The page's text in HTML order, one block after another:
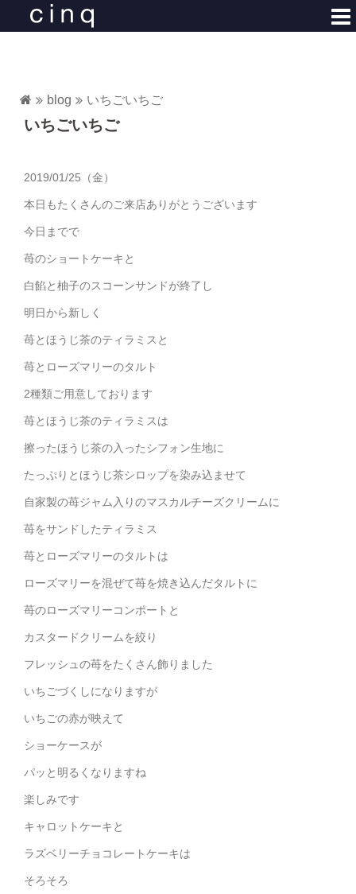
blog いちごいちご
いちごいちご
2019/01/25（金）
本日もたくさんのご来店ありがとうございます
今日までで
苺のショートケーキと
白餡と柚子のスコーンサンドが終了し
明日から新しく
苺とほうじ茶のティラミスと
苺とローズマリーのタルト
2種類ご用意しております
苺とほうじ茶のティラミスは
擦ったほうじ茶の入ったシフォン生地に
たっぷりとほうじ茶シロップを染み込ませて
自家製の苺ジャム入りのマスカルチーズクリームに
苺をサンドしたティラミス
苺とローズマリーのタルトは
ローズマリーを混ぜて苺を焼き込んだタルトに
苺のローズマリーコンポートと
カスタードクリームを絞り
フレッシュの苺をたくさん飾りました
いちごづくしになりますが
いちごの赤が映えて
ショーケースが
パッと明るくなりますね
楽しみです
キャロットケーキと
ラズベリーチョコレートケーキは
そろそろ